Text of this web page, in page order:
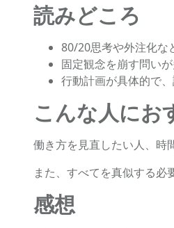
読みどころ
80/20思考や外注化な
固定観念を崩す問い
行動計画が具体的で
こんな人にお
働き方を見直したい人、時
また、すべてを真似する必
感想